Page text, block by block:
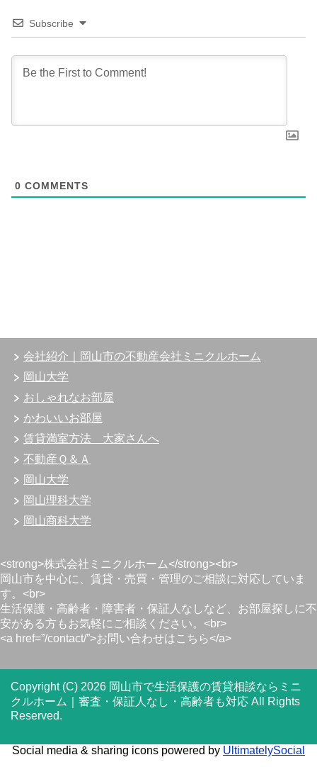
Subscribe
0 COMMENTS
会社紹介｜岡山市の不動産会社ミニクルホーム
岡山大学
おしゃれなお部屋
かわいいお部屋
賃貸満室方法 大家さんへ
不動産Ｑ＆Ａ
岡山大学
岡山理科大学
岡山商科大学
<strong>株式会社ミニクルホーム</strong><br>
岡山市を中心に、賃貸・売買・管理のご相談に対応していま
す。<br>
生活保護・高齢者・障害者・保証人なしなど、お部屋探しに不
安がある方もお気軽にご相談ください。<br>
<a href=”/contact/”>お問い合わせはこちら</a>
Copyright (C) 2026 岡山市で生活保護の賃貸相談ならミニ
クルホーム｜審査・保証人なし・高齢者も対応 All Rights
Reserved.
Social media & sharing icons powered by UltimatelySocial